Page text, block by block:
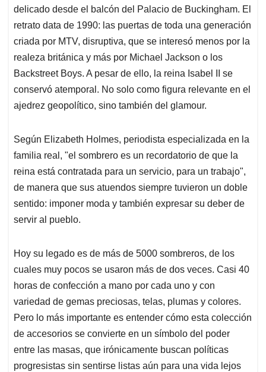
delicado desde el balcón del Palacio de Buckingham. El
retrato data de 1990: las puertas de toda una generación
criada por MTV, disruptiva, que se interesó menos por la
realeza británica y más por Michael Jackson o los
Backstreet Boys. A pesar de ello, la reina Isabel II se
conservó atemporal. No solo como figura relevante en el
ajedrez geopolítico, sino también del glamour.
Según Elizabeth Holmes, periodista especializada en la
familia real, "el sombrero es un recordatorio de que la
reina está contratada para un servicio, para un trabajo",
de manera que sus atuendos siempre tuvieron un doble
sentido: imponer moda y también expresar su deber de
servir al pueblo.
Hoy su legado es de más de 5000 sombreros, de los
cuales muy pocos se usaron más de dos veces. Casi 40
horas de confección a mano por cada uno y con
variedad de gemas preciosas, telas, plumas y colores.
Pero lo más importante es entender cómo esta colección
de accesorios se convierte en un símbolo del poder
entre las masas, que irónicamente buscan políticas
progresistas sin sentirse listas aún para una vida lejos